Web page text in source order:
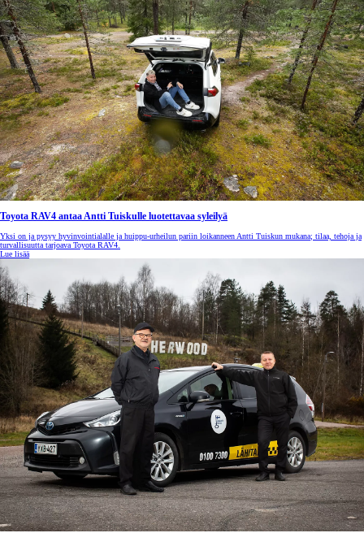
Toyota RAV4 antaa Antti Tuiskulle luotettavaa syleilyä
Yksi on ja pysyy hyvinvointialalle ja huippu-urheilun pariin loikanneen Antti Tuiskun mukana; tilaa, tehoja ja
turvallisuutta tarjoava Toyota RAV4.
Lue lisää